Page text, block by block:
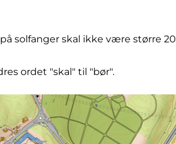
solfanger skal ikke være større 20
ordet "skal" til "bør".